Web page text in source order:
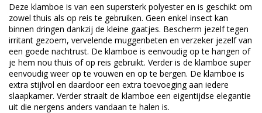
Deze klamboe is van een supersterk polyester en is geschikt om
zowel thuis als op reis te gebruiken. Geen enkel insect kan
binnen dringen dankzij de kleine gaatjes. Bescherm jezelf tegen
irritant gezoem, vervelende muggenbeten en verzeker jezelf van
een goede nachtrust. De klamboe is eenvoudig op te hangen of
je hem nou thuis of op reis gebruikt. Verder is de klamboe super
eenvoudig weer op te vouwen en op te bergen. De klamboe is
extra stijlvol en daardoor een extra toevoeging aan iedere
slaapkamer. Verder straalt de klamboe een eigentijdse elegantie
uit die nergens anders vandaan te halen is.